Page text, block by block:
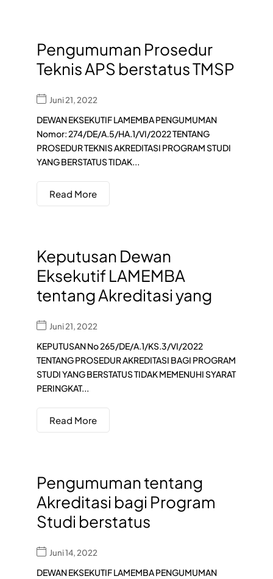
Pengumuman Prosedur
Teknis APS berstatus TMSP
Juni 21, 2022
DEWAN EKSEKUTIF LAMEMBA PENGUMUMAN
Nomor: 274/DE/A.5/HA.1/VI/2022 TENTANG
PROSEDUR TEKNIS AKREDITASI PROGRAM STUDI
YANG BERSTATUS TIDAK...
Read More
Keputusan Dewan
Eksekutif LAMEMBA
tentang Akreditasi yang
Juni 21, 2022
KEPUTUSAN No 265/DE/A.1/KS.3/VI/2022
TENTANG PROSEDUR AKREDITASI BAGI PROGRAM
STUDI YANG BERSTATUS TIDAK MEMENUHI SYARAT
PERINGKAT...
Read More
Pengumuman tentang
Akreditasi bagi Program
Studi berstatus
Juni 14, 2022
DEWAN EKSEKUTIF LAMEMBA PENGUMUMAN